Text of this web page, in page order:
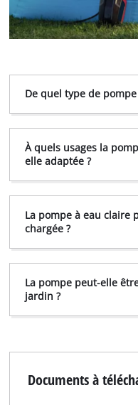
De quel type de
À quels usages la
elle adaptée ?
La pompe à eau claire
chargée ?
La pompe peut-elle
jardin ?
Documents à